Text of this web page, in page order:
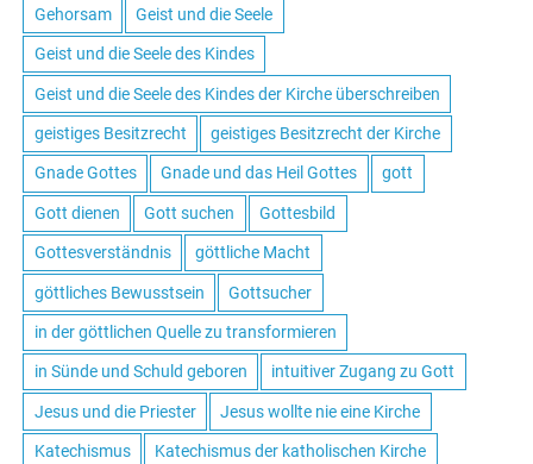
Gehorsam Geist und die Seele
Geist und die Seele des Kindes
Geist und die Seele des Kindes der Kirche überschreiben
geistiges Besitzrecht geistiges Besitzrecht der Kirche
Gnade Gottes Gnade und das Heil Gottes gott
Gott dienen Gott suchen Gottesbild
Gottesverständnis göttliche Macht
göttliches Bewusstsein Gottsucher
in der göttlichen Quelle zu transformieren
in Sünde und Schuld geboren intuitiver Zugang zu Gott
Jesus und die Priester Jesus wollte nie eine Kirche
Katechismus Katechismus der katholischen Kirche